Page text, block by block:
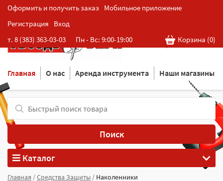
Оформить и получить заказ Мобильное приложение
Регистрация
Вход
т. 8 (383) 363-03-03
Пн - Вс: 9:00-19:00 Корзина (0)
Розничная cеть магазинов
в Новосибирске
Главная О нас Аренда инструмента Наши магазины
Поиск
Каталог
Главная /Средства Защиты / Наколенники